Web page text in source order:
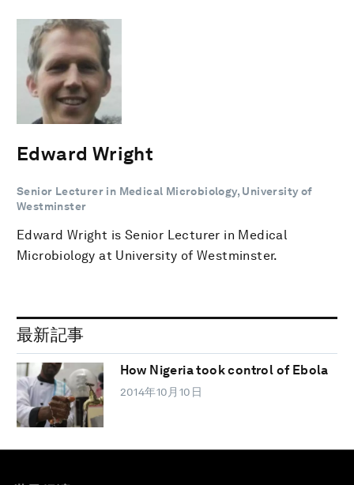
Edward Wright
Senior Lecturer in Medical Microbiology, University of
Westminster
Edward Wright is Senior Lecturer in Medical
Microbiology at University of Westminster.
最新記事
How Nigeria took control of Ebola
2014年10月10日